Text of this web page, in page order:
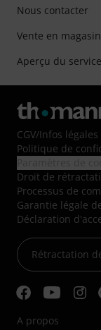
Nous contacter
Vente en magasin
Aperçu du service
CGV/Infos légales
Politique de
Droit de
Processus de
Garantie légale
Déclaration
Rétractation
A propos